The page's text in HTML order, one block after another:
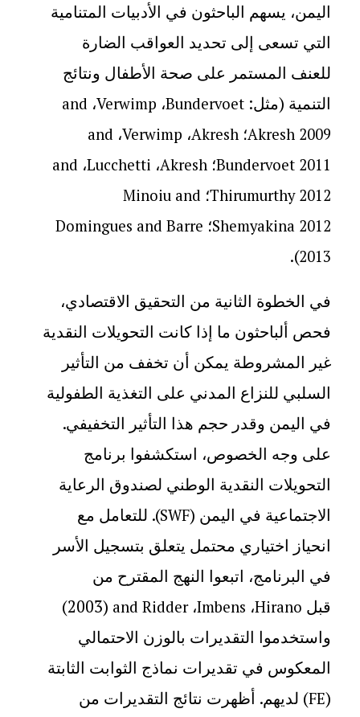
اليمن، يسهم الباحثون في الأدبيات المتنامية
التي تسعى إلى تحديد العواقب الضارة
للعنف المستمر على صحة الأطفال ونتائج
التنمية (مثل:Bundervoet،Verwimp،and
Akresh 2009؛Akresh،Verwimp،and
Bundervoet 2011؛Akresh،Lucchetti،and
Thirumurthy 2012؛Minoiu and
Shemyakina 2012؛Domingues and Barre
2013
).
في الخطوة الثانية من التحقيق الاقتصادي،
فحص ألباحثون ما إذا كانت التحويلات النقدية
غير المشروطة يمكن أن تخفف من التأثير
السلبي للنزاع المدني على التغذية الطفولية
في اليمن وقدر حجم هذا التأثير التخفيفي.
على وجه الخصوص، استكشفوا برنامج
التحويلات النقدية الوطني لصندوق الرعاية
الاجتماعية في اليمن (SWF). للتعامل مع
انحياز اختياري محتمل يتعلق بتسجيل الأسر
في البرنامج، اتبعوا النهج المقترح من
قبلHirano،Imbens،and Ridder
(2003)
واستخدموا التقديرات بالوزن الاحتمالي
المعكوس في تقديرات نماذج الثوابت الثابتة
FE) لديهم. أظهرت نتائج التقديرات من